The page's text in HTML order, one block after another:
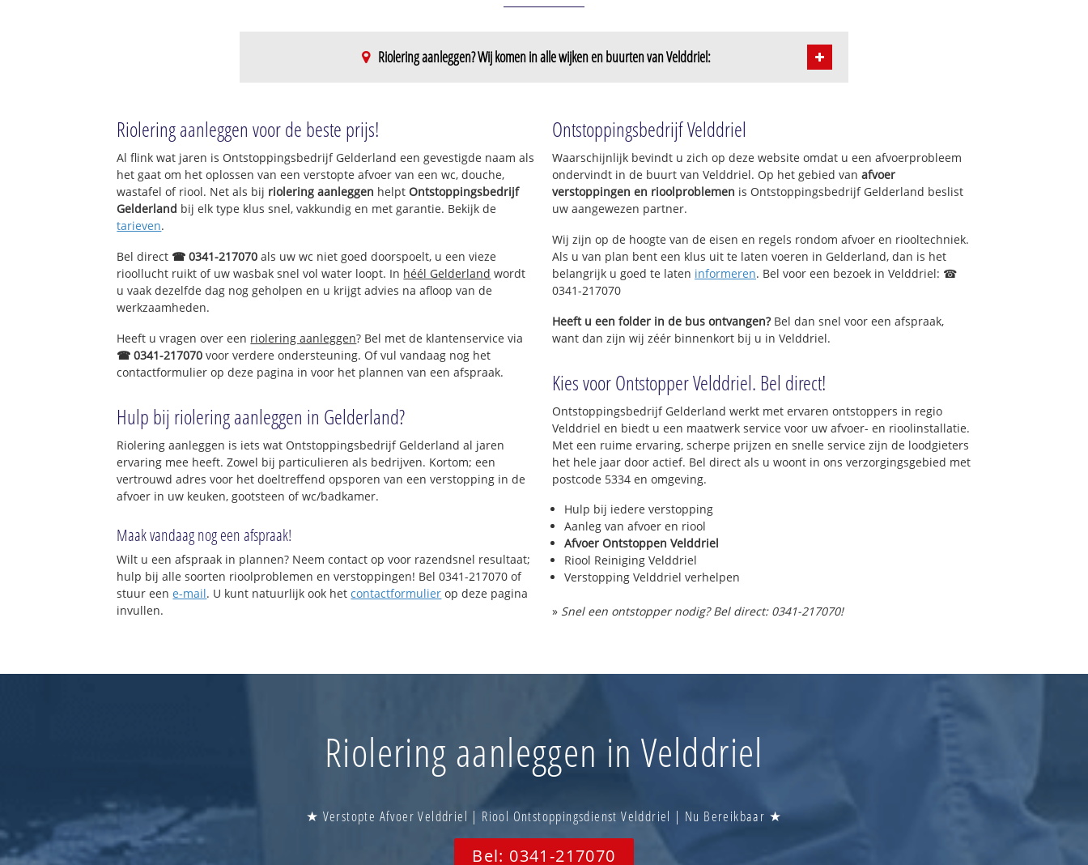
Riolering aanleggen? Wij komen in alle wijken en buurten van Velddriel:
Velddriel
Hoenzadriel
Alem
Riolering aanleggen voor de beste prijs!
Al flink wat jaren is Ontstoppingsbedrijf Gelderland een gevestigde naam als
het gaat om het oplossen van een verstopte afvoer van een wc, douche,
wastafel of riool. Net als bij riolering aanleggen helptOntstoppingsbedrijf
Gelderland bij elk type klus snel, vakkundig en met garantie. Bekijk de
tarieven.
Bel direct ☎ 0341-217070 als uw wc niet goed doorspoelt, u een vieze
rioollucht ruikt of uw wasbak snel vol water loopt. In héél Gelderland wordt
u vaak dezelfde dag nog geholpen en u krijgt advies na afloop van de
werkzaamheden.
Heeft u vragen over een riolering aanleggen? Bel met de klantenservice via
☎ 0341-217070 voor verdere ondersteuning. Of vul vandaag nog het
contactformulier op deze pagina in voor het plannen van een afspraak.
Hulp bij riolering aanleggen in Gelderland?
Riolering aanleggen is iets wat Ontstoppingsbedrijf Gelderland al jaren
ervaring mee heeft. Zowel bij particulieren als bedrijven. Kortom; een
vertrouwd adres voor het doeltreffend opsporen van een verstopping in de
afvoer in uw keuken, gootsteen of wc/badkamer.
Maak vandaag nog een afspraak!
Wilt u een afspraak in plannen? Neem contact op voor razendsnel resultaat;
hulp bij alle soorten rioolproblemen en verstoppingen! Bel 0341-217070 of
stuur eene-mail. U kunt natuurlijk ook hetcontactformulier op deze pagina
invullen.
Ontstoppingsbedrijf Velddriel
Waarschijnlijk bevindt u zich op deze website omdat u een afvoerprobleem
ondervindt in de buurt van Velddriel. Op het gebied van afvoer
verstoppingen en rioolproblemen is Ontstoppingsbedrijf Gelderland beslist
uw aangewezen partner.
Wij zijn op de hoogte van de eisen en regels rondom afvoer en riooltechniek.
Als u van plan bent een klus uit te laten voeren in Gelderland, dan is het
belangrijk u goed te laten informeren. Bel voor een bezoek in Velddriel: ☎
0341-217070
Heeft u een folder in de bus ontvangen?Bel dan snel voor een afspraak,
want dan zijn wij zéér binnenkort bij u in Velddriel.
Kies voor Ontstopper Velddriel. Bel direct!
Ontstoppingsbedrijf Gelderland werkt met ervaren ontstoppers in regio
Velddriel en biedt u een maatwerk service voor uw afvoer- en rioolinstallatie.
Met een ruime ervaring, scherpe prijzen en snelle service zijn de loodgieters
het hele jaar door actief. Bel direct als u woont in ons verzorgingsgebied met
postcode 5334 en omgeving.
Hulp bij iedere verstopping
Aanleg van afvoer en riool
Afvoer Ontstoppen Velddriel
Riool Reiniging Velddriel
Verstopping Velddriel verhelpen
» Snel een ontstopper nodig? Bel direct: 0341-217070!
Riolering aanleggen in Velddriel
★ Verstopte Afvoer Velddriel | Riool Ontstoppingsdienst Velddriel | Nu Bereikbaar ★
Bel: 0341-217070